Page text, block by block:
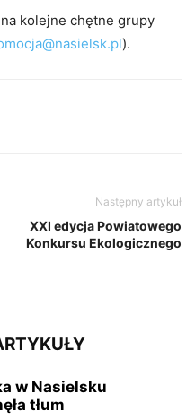
kolejne chętne grupy
).
Następny artykuł
XXI edycja Powiatowego
Konkursu Ekologicznego
w Nasielsku
tłum